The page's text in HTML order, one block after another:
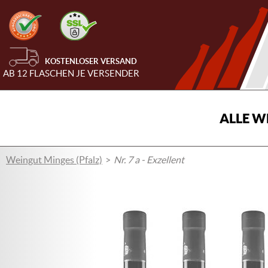
KOSTENLOSER VERSAND
AB 12 FLASCHEN JE VERSENDER
ALLE
Weingut Minges (Pfalz) Nr. 7 a - Exzellent